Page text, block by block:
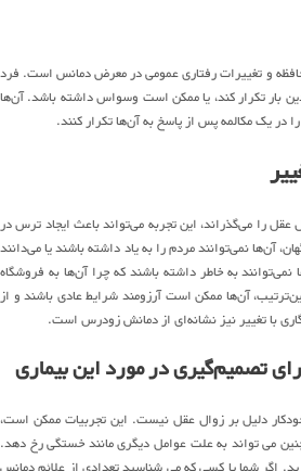
و تغییرات رفتاری عمومی در معرض دمانس است. فرد
بار تکرار کند، یا ممکن است وسواس داشته باشد. آن‌ها
یک مکالمه پس از پاسخ به آن‌ها تکرار کنند.
را می‌گذراند، این تجربه می‌تواند باعث ایجاد ترس در
آن‌ها نمی‌توانند مردم را به یاد داشته باشند یا می‌دانند
به خاطر داشته باشند که چرا آن‌ها به فروشگاه
آن‌ها ممکن است آرزومند شرایط عادی باشند و از
با تغییر نیز نشانه‌ای از دمانش زودرس است.
تصمیم‌گیری در مورد این بیماری
دلیل بر زوال عقل نیست. این تجربیات ممکن است،
می تواند به علت عوامل دیگری مانند خستگی رخ دهد.